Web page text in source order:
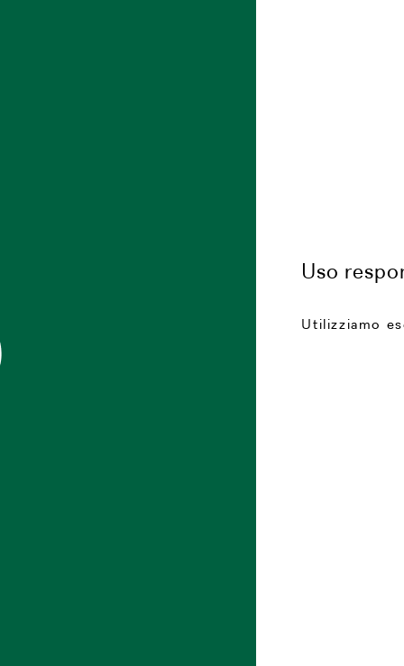
Uso
Utilizziamo